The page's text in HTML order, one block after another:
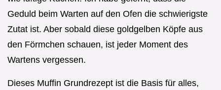
Geduld beim Warten auf den Ofen die schwierigste
Zutat ist. Aber sobald diese goldgelben Köpfe aus
den Förmchen schauen, ist jeder Moment des
Wartens vergessen.
Dieses Muffin Grundrezept ist die Basis für alles,